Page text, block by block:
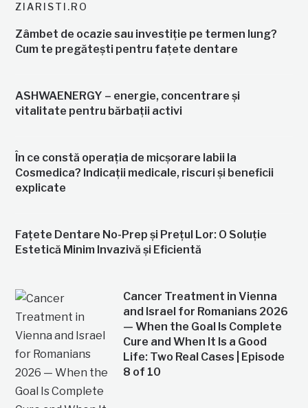
ZIARISTI.RO
Zâmbet de ocazie sau investiție pe termen lung?
Cum te pregătești pentru fațete dentare
ASHWAENERGY – energie, concentrare și
vitalitate pentru bărbații activi
În ce constă operația de micșorare labii la
Cosmedica? Indicații medicale, riscuri și beneficii
explicate
Fațete Dentare No-Prep și Prețul Lor: O Soluție
Estetică Minim Invazivă și Eficientă
Cancer Treatment in Vienna
and Israel for Romanians 2026
— When the Goal Is Complete
Cure and When It Is a Good
Life: Two Real Cases | Episode
8 of 10